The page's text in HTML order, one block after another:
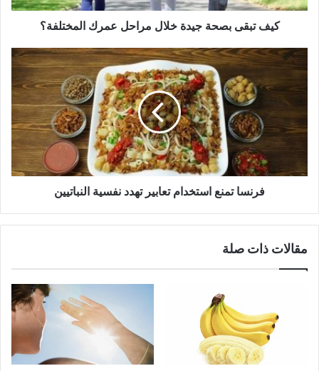
كيف تبقى بصحة جيدة خلال مراحل عمرك المختلفة؟
فرنسا
تمنع
استخدام
تهدد
نفسية
فرنسا تمنع استخدام تعابير تهدد نفسية النباتيين
مقالات ذات صلة